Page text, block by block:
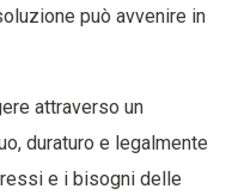
può avvenire in
attraverso un
duraturo e legalmente
e i bisogni delle